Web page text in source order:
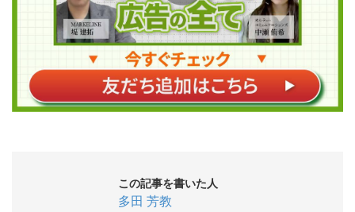
この記事を書いた人
多田 芳教